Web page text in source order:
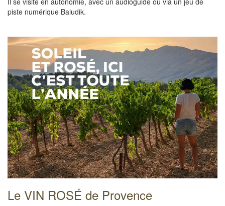
piste numérique Baludik.
Le VIN ROSÉ de Provence